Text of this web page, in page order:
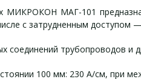
МИКРОКОН МАГ-101
с затрудненным
трубопроводов и
100 мм: 230 А/см, при